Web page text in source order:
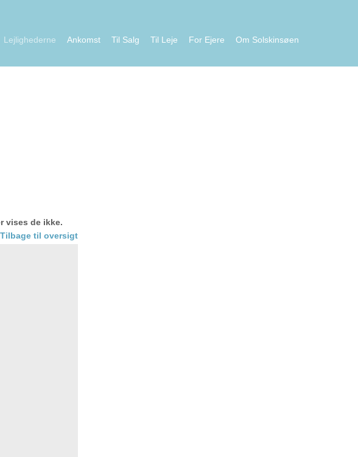
Lejlighederne Ankomst Til Salg Til Leje For Ejere Om Solskinsøen
vises de ikke.
Tilbage til oversigt​